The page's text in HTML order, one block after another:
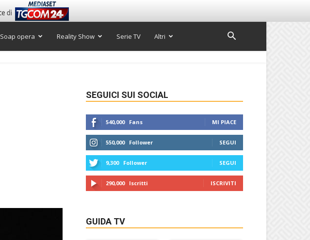
Soap opera Reality Show Serie TV Altri
SEGUICI SUI SOCIAL
540,000 Fans MI PIACE
550,000 Follower SEGUI
9,300 Follower SEGUI
290,000 Iscritti ISCRIVITI
GUIDA TV